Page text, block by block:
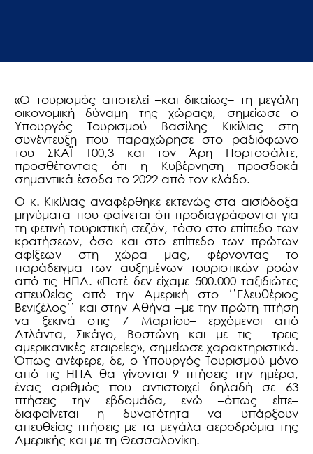
«Ο τουρισμός αποτελεί –και δικαίως– τη μεγάλη
οικονομική δύναμη της χώρας», σημείωσε ο
Υπουργός Τουρισμού Βασίλης Κικίλιας στη
συνέντευξη που παραχώρησε στο ραδιόφωνο
του ΣΚΑΪ 100,3 και τον Άρη Πορτοσάλτε,
προσθέτοντας ότι η Κυβέρνηση προσδοκά
σημαντικά έσοδα το 2022 από τον κλάδο.
Ο κ. Κικίλιας αναφέρθηκε εκτενώς στα αισιόδοξα
μηνύματα που φαίνεται ότι προδιαγράφονται για
τη φετινή τουριστική σεζόν, τόσο στο επίπεδο των
κρατήσεων, όσο και στο επίπεδο των πρώτων
αφίξεων στη χώρα μας, φέρνοντας το
παράδειγμα των αυξημένων τουριστικών ροών
από τις ΗΠΑ. «Ποτέ δεν είχαμε 500.000 ταξιδιώτες
απευθείας από την Αμερική στο ‘’Ελευθέριος
Βενιζέλος’’ και στην Αθήνα –με την πρώτη πτήση
να ξεκινά στις 7 Μαρτίου– ερχόμενοι από
Ατλάντα, Σικάγο, Βοστώνη και με τις τρεις
αμερικανικές εταιρείες», σημείωσε χαρακτηριστικά.
Όπως ανέφερε, δε, ο Υπουργός Τουρισμού μόνο
από τις ΗΠΑ θα γίνονται 9 πτήσεις την ημέρα,
ένας αριθμός που αντιστοιχεί δηλαδή σε 63
πτήσεις την εβδομάδα, ενώ –όπως είπε–
διαφαίνεται η δυνατότητα να υπάρξουν
απευθείας πτήσεις με τα μεγάλα αεροδρόμια της
Αμερικής και με τη Θεσσαλονίκη.